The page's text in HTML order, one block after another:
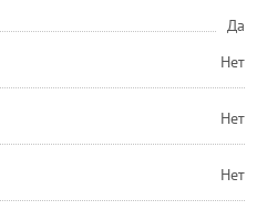
Да
Нет
Нет
Нет